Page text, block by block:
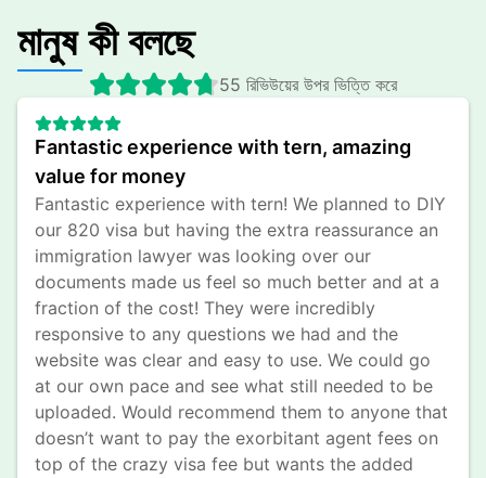
মানুষ কী বলছে
55 রিভিউয়ের উপর ভিত্তি করে
Fantastic experience with tern, amazing
value for money
Fantastic experience with tern! We planned to DIY
our 820 visa but having the extra reassurance an
immigration lawyer was looking over our
documents made us feel so much better and at a
fraction of the cost! They were incredibly
responsive to any questions we had and the
website was clear and easy to use. We could go
at our own pace and see what still needed to be
uploaded. Would recommend them to anyone that
doesn’t want to pay the exorbitant agent fees on
top of the crazy visa fee but wants the added